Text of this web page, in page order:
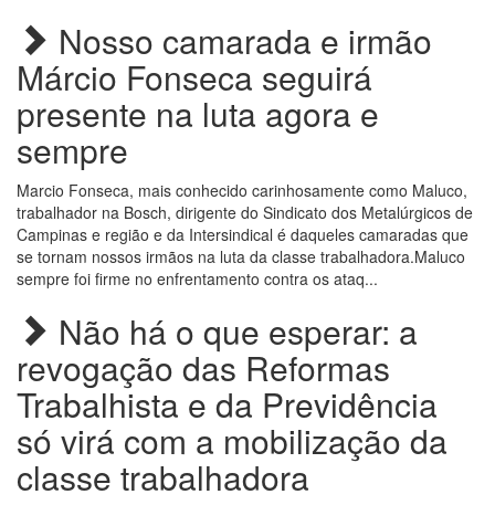
Nosso camarada e irmão
Márcio Fonseca seguirá
presente na luta agora e
sempre
Marcio Fonseca, mais conhecido carinhosamente como Maluco,
trabalhador na Bosch, dirigente do Sindicato dos Metalúrgicos de
Campinas e região e da Intersindical é daqueles camaradas que
se tornam nossos irmãos na luta da classe trabalhadora.Maluco
sempre foi firme no enfrentamento contra os ataq...
Não há o que esperar: a
revogação das Reformas
Trabalhista e da Previdência
só virá com a mobilização da
classe trabalhadora